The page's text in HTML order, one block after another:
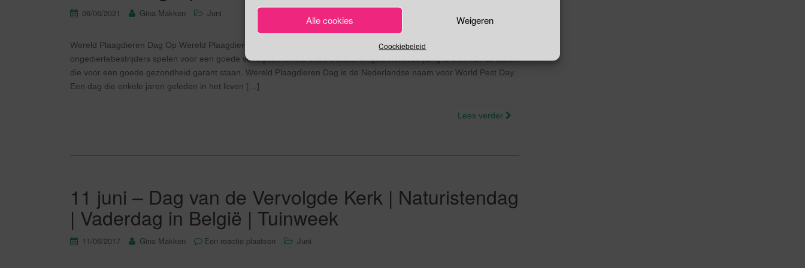
Alle cookies Weigeren
Coockiebeleid
06/06/2021 Gina Makken Juni
Wereld Plaagdieren Dag Op Wereld Plaagdieren Dag wordt onder andere de rol die professionele
ongediertebestrijders spelen voor een goede volksgezondheid extra belicht. Ongediertebestrijding is één van de zaken
die voor een goede gezondheid garant staan. Wereld Plaagdieren Dag is de Nederlandse naam voor World Pest Day.
Een dag die enkele jaren geleden in het leven […]
Lees verder
11 juni – Dag van de Vervolgde Kerk | Naturistendag
| Vaderdag in België | Tuinweek
11/06/2017 Gina Makken Een reactie plaatsen Juni